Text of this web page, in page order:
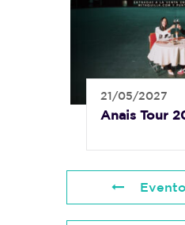
21/05/2027
Anais Tour